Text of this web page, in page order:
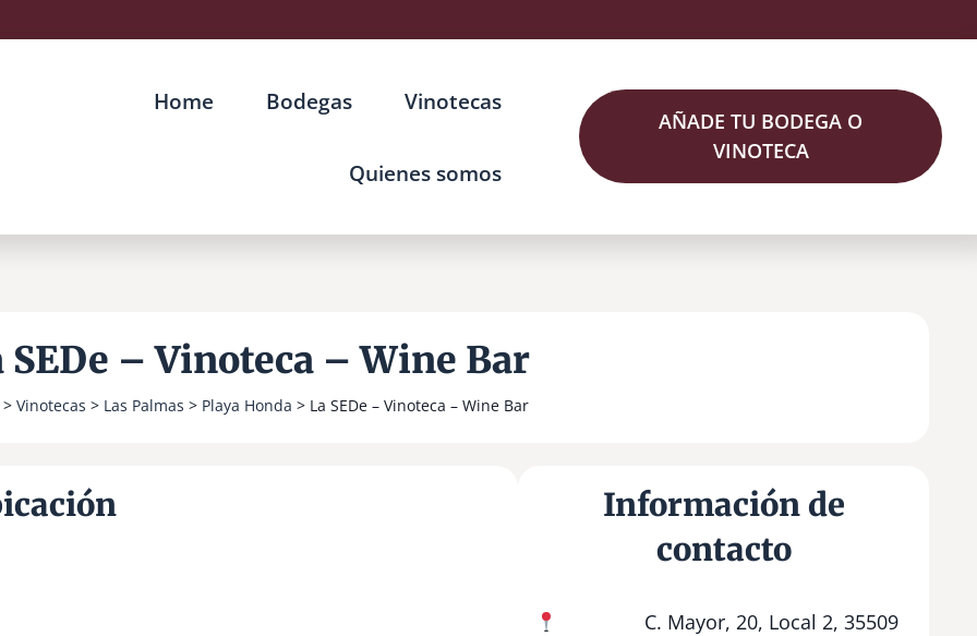
Home Bodegas Vinotecas
Quienes somos
AÑADE TU BODEGA O
VINOTECA
SEDe – Vinoteca – Wine Bar
> Vinotecas > Las Palmas > Playa Honda > La SEDe – Vinoteca – Wine Bar
Información de
contacto
C. Mayor, 20, Local 2, 35509